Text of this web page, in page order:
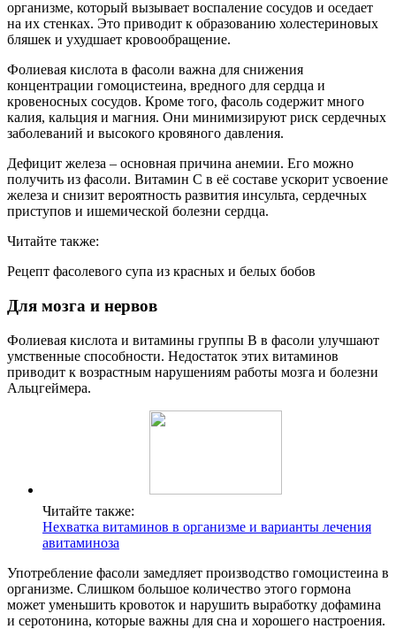
организме, который вызывает воспаление сосудов и оседает
на их стенках. Это приводит к образованию холестериновых
бляшек и ухудшает кровообращение.
Фолиевая кислота в фасоли важна для снижения
концентрации гомоцистеина, вредного для сердца и
кровеносных сосудов. Кроме того, фасоль содержит много
калия, кальция и магния. Они минимизируют риск сердечных
заболеваний и высокого кровяного давления.
Дефицит железа – основная причина анемии. Его можно
получить из фасоли. Витамин С в её составе ускорит усвоение
железа и снизит вероятность развития инсульта, сердечных
приступов и ишемической болезни сердца.
Читайте также:
Рецепт фасолевого супа из красных и белых бобов
Для мозга и нервов
Фолиевая кислота и витамины группы В в фасоли улучшают
умственные способности. Недостаток этих витаминов
приводит к возрастным нарушениям работы мозга и болезни
Альцгеймера.
Читайте также:
Нехватка витаминов в организме и варианты лечения
авитаминоза
Употребление фасоли замедляет производство гомоцистеина в
организме. Слишком большое количество этого гормона
может уменьшить кровоток и нарушить выработку дофамина
и серотонина, которые важны для сна и хорошего настроения.